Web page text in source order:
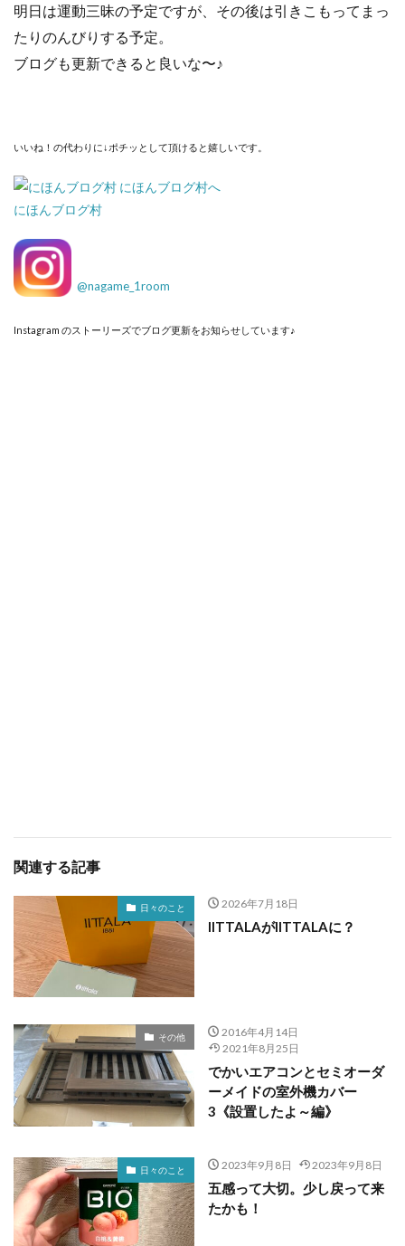
明日は運動三昧の予定ですが、その後は引きこもってまっ
たりのんびりする予定。
ブログも更新できると良いな〜♪
いいね！の代わりに↓ポチッとして頂けると嬉しいです。
にほんブログ村
@nagame_1room
Instagram のストーリーズでブログ更新をお知らせしています♪
関連する記事
日々のこと 2026年7月18日
IITTALAがIITTALAに？
その他
2016年4月14日
2021年8月25日
でかいエアコンとセミオーダ
ーメイドの室外機カバー
3《設置したよ～編》
日々のこと 2023年9月8日 2023年9月8日
五感って大切。少し戻って来
たかも！